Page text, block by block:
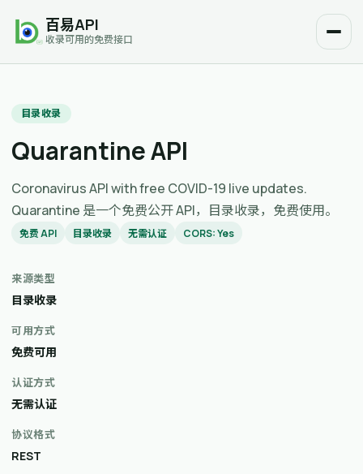
百易API
收录可用的免费接口
目录收录
Quarantine API
Coronavirus API with free COVID-19 live updates.
Quarantine 是一个免费公开 API，目录收录，免费使用。
免费 API 目录收录 无需认证 CORS: Yes
来源类型
目录收录
可用方式
免费可用
认证方式
无需认证
协议格式
REST